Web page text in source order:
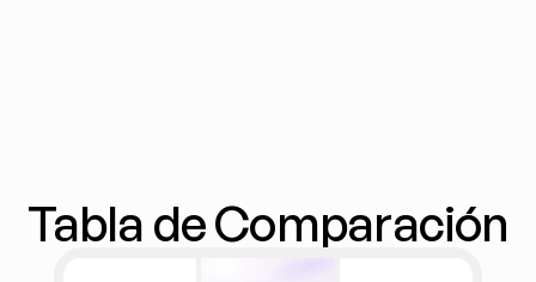
Tabla de Comparación